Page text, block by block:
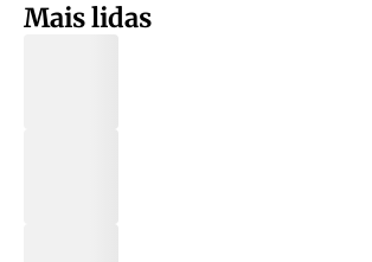
Mais lidas